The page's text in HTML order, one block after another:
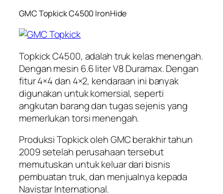
GMC Topkick C4500 IronHide
Topkick C4500, adalah truk kelas menengah.
Dengan mesin 6.6 liter V8 Duramax. Dengan
fitur 4×4 dan 4×2, kendaraan ini banyak
digunakan untuk komersial, seperti
angkutan barang dan tugas sejenis yang
memerlukan torsi menengah.
Produksi Topkick oleh GMC berakhir tahun
2009 setelah perusahaan tersebut
memutuskan untuk keluar dari bisnis
pembuatan truk, dan menjualnya kepada
Navistar International.